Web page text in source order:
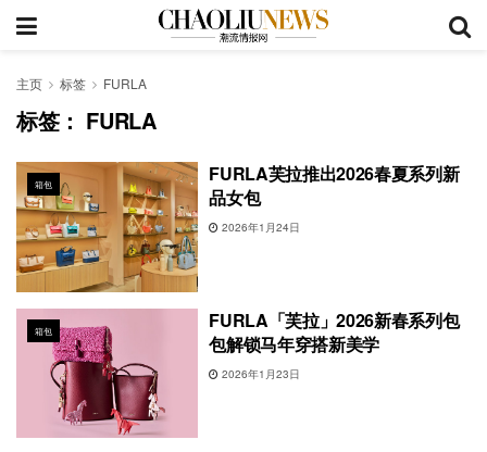
主页 标签 FURLA
标签： FURLA
箱包
FURLA芙拉推出2026春夏系列新
品女包
2026年1月24日
箱包
FURLA「芙拉」2026新春系列包
包解锁马年穿搭新美学
2026年1月23日